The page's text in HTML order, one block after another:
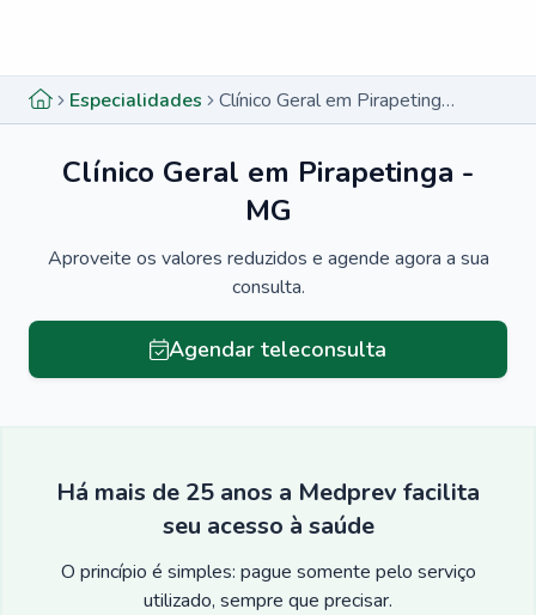
Especialidades Clínico Geral em Pirapetinga - MG
Clínico Geral em Pirapetinga -
MG
Aproveite os valores reduzidos e agende agora a sua
consulta.
Agendar teleconsulta
Há mais de 25 anos a Medprev facilita
seu acesso à saúde
O princípio é simples: pague somente pelo serviço
utilizado, sempre que precisar.